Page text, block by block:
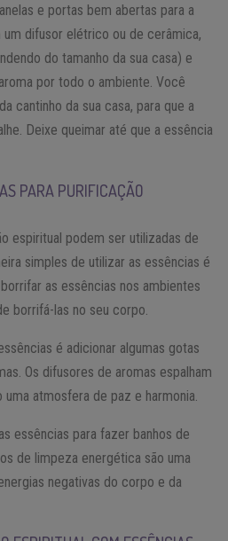
e portas bem abertas para a
difusor elétrico ou de cerâmica,
do tamanho da sua casa) e
por todo o ambiente. Você
cantinho da sua casa, para que a
Deixe queimar até que a essência
PARA PURIFICAÇÃO
espiritual podem ser utilizadas de
simples de utilizar as essências é
as essências nos ambientes
borrifá-las no seu corpo.
é adicionar algumas gotas
Os difusores de aromas espalham
atmosfera de paz e harmonia.
essências para fazer banhos de
de limpeza energética são uma
negativas do corpo e da